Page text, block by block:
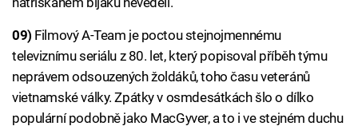
09) Filmový A-Team je poctou stejnojmennému
televiznímu seriálu z 80. let, který popisoval příběh týmu
neprávem odsouzených žoldáků, toho času veteránů
vietnamské války. Zpátky v osmdesátkách šlo o dílko
populární podobně jako MacGyver, a to i ve stejném duchu